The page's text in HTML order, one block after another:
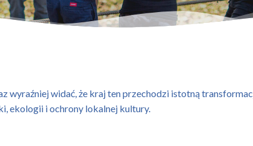
wyraźniej widać, że kraj ten przechodzi istotną
ekologii i ochrony lokalnej kultury.